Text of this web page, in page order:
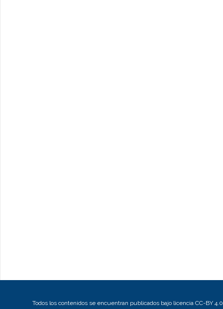
Todos los contenidos se encuentran publicados bajo licencia CC-BY 4.0